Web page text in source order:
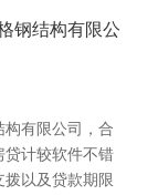
钢结构有限公
有限公司，合
贷计较软件不错
拨以及贷款期限